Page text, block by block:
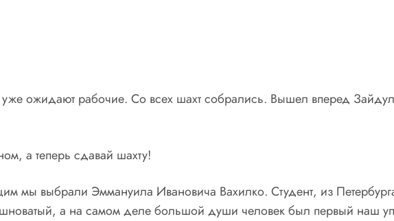
уже ожидают рабочие. Со всех шахт собрались. Вышел вперед
а теперь сдавай шахту!
мы выбрали Эммануила Ивановича Вахилко. Студент, из
а на самом деле большой души человек был первый наш